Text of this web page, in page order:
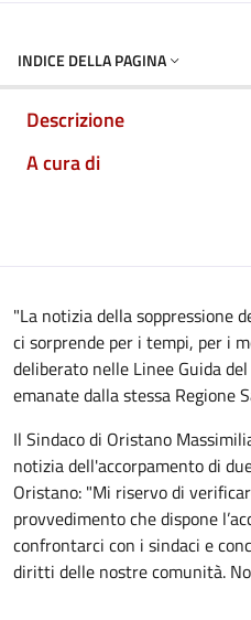
INDICE DELLA PAGINA
Descrizione
A cura di
"La notizia della soppressione
ci sorprende per i tempi, per i
deliberato nelle Linee Guida
emanate dalla stessa Regione
Il Sindaco di Oristano
notizia dell'accorpamento di
Oristano: "Mi riservo di
provvedimento che dispone
confrontarci con i sindaci e
diritti delle nostre comunità.